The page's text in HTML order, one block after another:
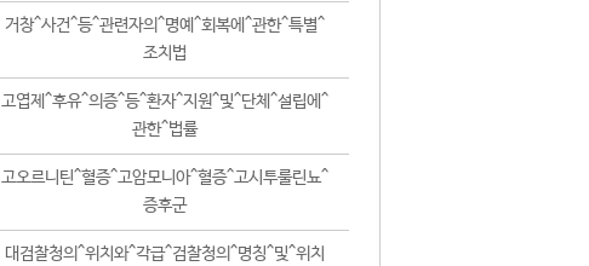
거창^사건^등^관련자의^명예^회복에^관한^특별^
조치법
고엽제^후유^의증^등^환자^지원^및^단체^설립에^
관한^법률
고오르니틴^혈증^고암모니아^혈증^고시투룰린뇨^
증후군
대검찰청의^위치와^각급^검찰청의^명칭^및^위치